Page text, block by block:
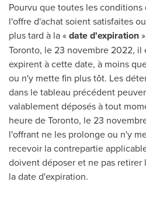
Pourvu que toutes les
l'offre d'achat soient satisfaites
plus tard à la «date d'expiration
Toronto, le 23 novembre 2022, il
expirent à cette date, à moins
ou n'y mette fin plus tôt. Les
dans le tableau précédent
valablement déposés à tout
heure deToronto, le 23
l'offrant ne les prolonge ou n'y
recevoir la contrepartie
doivent déposer et ne pas retirer
la date d'expiration.